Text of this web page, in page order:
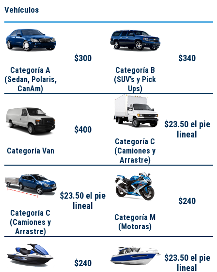
Vehículos
Categoría A
(Sedan, Polaris,
CanAm)
$300
Categoría B
(SUV’s y Pick
Ups)
$340
Categoría Van
$400
Categoría C
(Camiones y
Arrastre)
$23.50 el pie
lineal
Categoría C
(Camiones y
Arrastre)
$23.50 el pie
lineal
Categoría M
(Motoras)
$240
$240
$23.50 el pie
lineal